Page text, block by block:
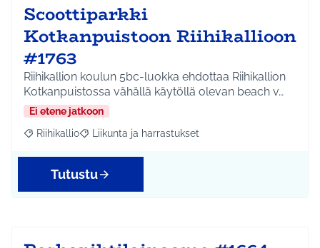
Scoottiparkki
Kotkanpuistoon Riihikallioon
#1763
Riihikallion koulun 5bc-luokka ehdottaa Riihikallion
Kotkanpuistossa vähällä käytöllä olevan beach v…
Ei etene jatkoon
Rajaa tulokset aihepiirin mukaan: Riihikallio
Riihikallio Rajaa tulokset teeman mukaan: Liikunta ja
Liikunta ja harrastukset
Tutustu